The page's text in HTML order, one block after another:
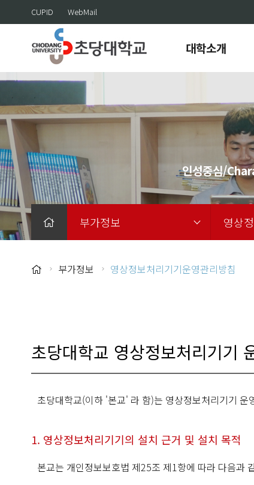
CUPID WebMail
대학소개
인성중심/
부가정보 영상
부가정보 영상정보처리기기운영관리방침
초당대학교 영상정보처리기기
초당대학교(이하 '본교' 라 함)는 영상정보처리기기
1. 영상정보처리기기의 설치 근거 및 설치 목적
본교는 개인정보보호법 제25조 제1항에 따라 다음과